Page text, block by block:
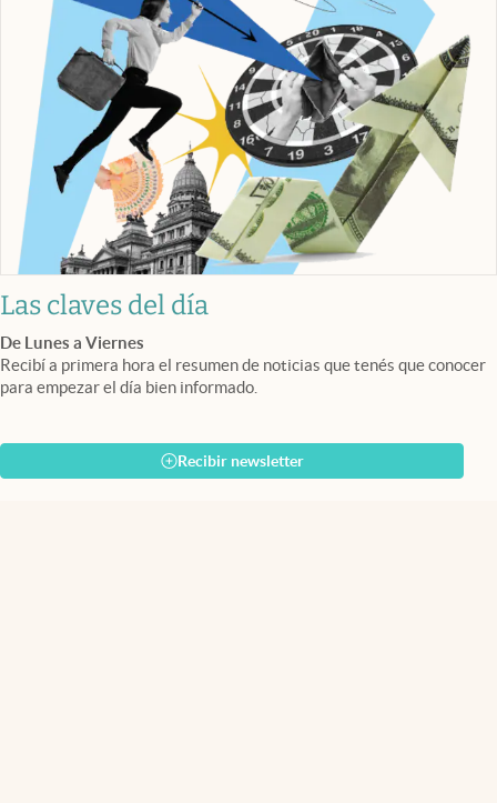
Las claves del día
De Lunes a Viernes
Recibí a primera hora el resumen de noticias que tenés que conocer
para empezar el día bien informado.
Recibir newsletter